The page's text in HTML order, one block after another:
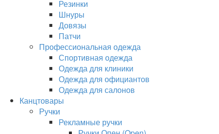
Резинки
Шнуры
Довязы
Патчи
Профессиональная одежда
Спортивная одежда
Одежда для клиники
Одежда для официантов
Одежда для салонов
Канцтовары
Ручки
Рекламные ручки